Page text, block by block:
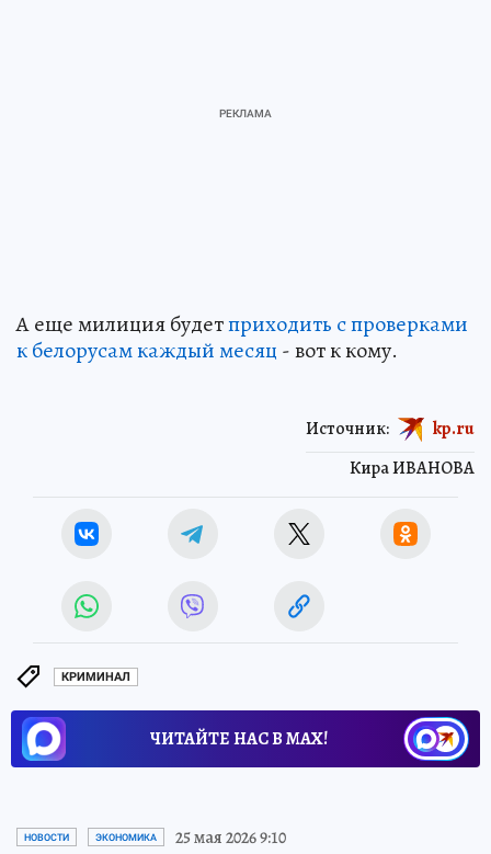
А еще милиция будетприходить с проверками
к белорусам каждый месяц - вот к кому.
Кира ИВАНОВА
Источник: kp.ru
КРИМИНАЛ
ЧИТАЙТЕ НАС В МАХ!
НОВОСТИ ЭКОНОМИКА 25 мая 2026 9:10